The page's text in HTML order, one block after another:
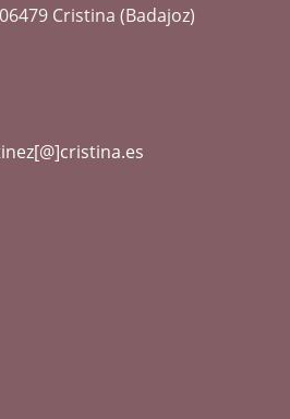
Cristina (Badajoz)